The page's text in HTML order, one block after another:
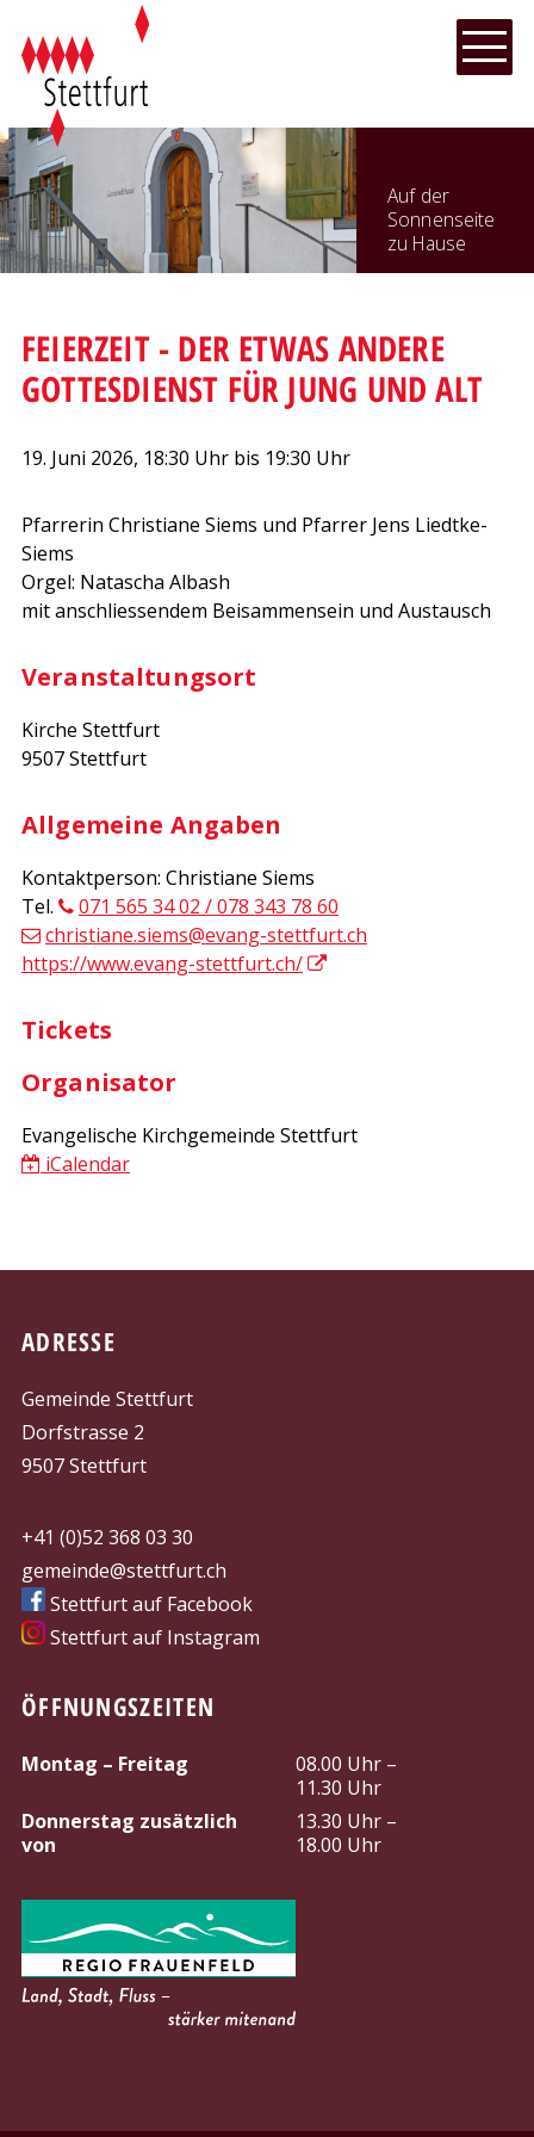
NAVIGIEREN IN STETTFURT
Schnellnavigation
Menu
Auf der
Sonnenseite
zu Hause
FEIERZEIT - DER ETWAS ANDERE
GOTTESDIENST FÜR JUNG UND ALT
19. Juni 2026, 18:30 Uhr bis 19:30 Uhr
Pfarrerin Christiane Siems und Pfarrer Jens Liedtke-
Siems
Orgel: Natascha Albash
mit anschliessendem Beisammensein und Austausch
Veranstaltungsort
Kirche Stettfurt
9507 Stettfurt
Allgemeine Angaben
Kontaktperson: Christiane Siems
Tel.
071 565 34 02 / 078 343 78 60
christiane.siems@evang-stettfurt.ch
https://www.evang-stettfurt.ch/
Tickets
Organisator
Evangelische Kirchgemeinde Stettfurt
iCalendar
ADRESSE
Gemeinde Stettfurt
Dorfstrasse 2
9507 Stettfurt
+41 (0)52 368 03 30
gemeinde@stettfurt.ch
Stettfurt auf Facebook
Stettfurt auf Instagram
ÖFFNUNGSZEITEN
Montag – Freitag
08.00 Uhr –
11.30 Uhr
Donnerstag zusätzlich
von
13.30 Uhr –
18.00 Uhr